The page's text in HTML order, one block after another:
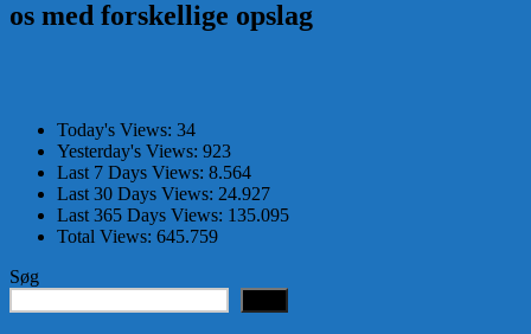
os med forskellige opslag
Today's Views: 34
Yesterday's Views: 923
Last 7 Days Views: 8.564
Last 30 Days Views: 24.927
Last 365 Days Views: 135.095
Total Views: 645.759
Søg